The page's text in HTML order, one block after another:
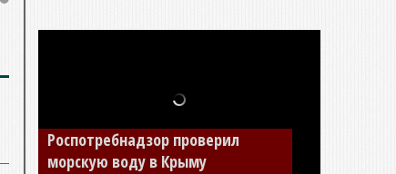
Роспотребнадзор проверил
морскую воду в Крыму